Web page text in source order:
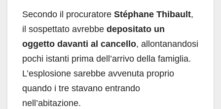
Secondo il procuratore Stéphane Thibault,
il sospettato avrebbe depositato un
oggetto davanti al cancello, allontanandosi
pochi istanti prima dell’arrivo della famiglia.
L’esplosione sarebbe avvenuta proprio
quando i tre stavano entrando
nell’abitazione.